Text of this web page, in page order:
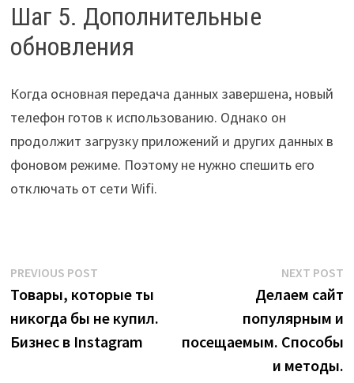
Шаг 5. Дополнительные
обновления
Когда основная передача данных завершена, новый
телефон готов к использованию. Однако он
продолжит загрузку приложений и других данных в
фоновом режиме. Поэтому не нужно спешить его
отключать от сети Wifi.
Post
navigation
PREVIOUS POSTPrevious
post:
Товары, которые ты
никогда бы не купил.
Бизнес в Instagram
NEXT POST
Делаем сайт
популярным и
посещаемым. Способы
и методы.